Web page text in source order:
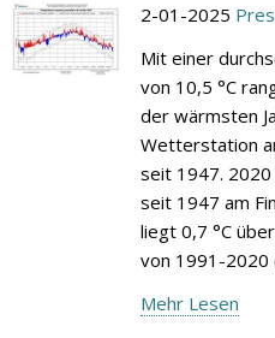
2-01-2025
Mit einer
von 10,5 °C
der wärmsten
Wetterstation
seit 1947.
seit 1947 am
liegt 0,7 °C
von 1991-2020
Mehr Lesen